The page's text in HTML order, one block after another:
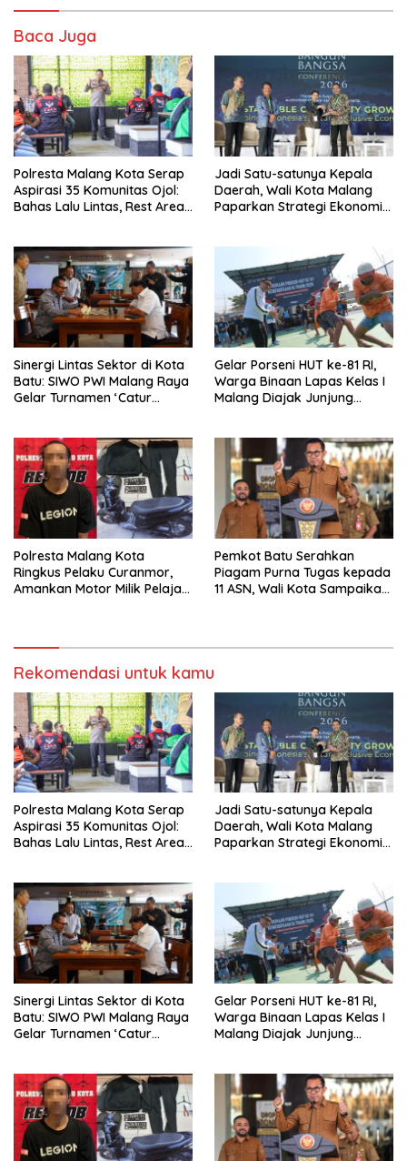
Baca Juga
Polresta Malang Kota Serap
Aspirasi 35 Komunitas Ojol:
Bahas Lalu Lintas, Rest Area,
Jadi Satu-satunya Kepala
Daerah, Wali Kota Malang
Paparkan Strategi Ekonomi
Sinergi Lintas Sektor di Kota
Batu: SIWO PWI Malang Raya
Gelar Turnamen ‘Catur
Gelar Porseni HUT ke-81 RI,
Warga Binaan Lapas Kelas I
Malang Diajak Junjung
Polresta Malang Kota
Ringkus Pelaku Curanmor,
Amankan Motor Milik Pelajar
Pemkot Batu Serahkan
Piagam Purna Tugas kepada
11 ASN, Wali Kota Sampaikan
Rekomendasi untuk kamu
Polresta Malang Kota Serap
Aspirasi 35 Komunitas Ojol:
Bahas Lalu Lintas, Rest Area,
Jadi Satu-satunya Kepala
Daerah, Wali Kota Malang
Paparkan Strategi Ekonomi
Sinergi Lintas Sektor di Kota
Batu: SIWO PWI Malang Raya
Gelar Turnamen ‘Catur
Gelar Porseni HUT ke-81 RI,
Warga Binaan Lapas Kelas I
Malang Diajak Junjung